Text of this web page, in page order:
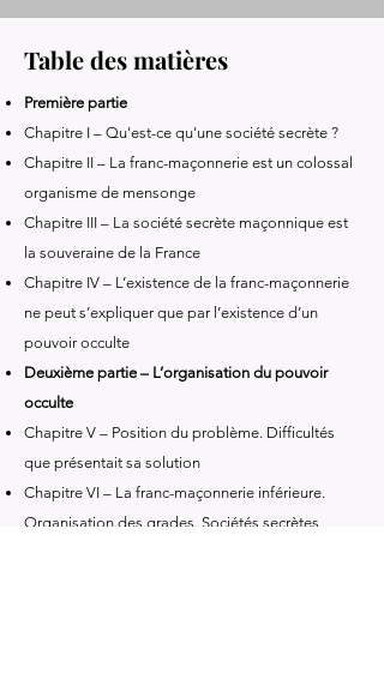
Table des matières
Première partie
Chapitre I – Qu'est-ce qu'une société secrète ?
Chapitre II – La franc-maçonnerie est un colossal
organisme de mensonge
Chapitre III – La société secrète maçonnique est
la souveraine de la France
Chapitre IV – L’existence de la franc-maçonnerie
ne peut s’expliquer que par l’existence d’un
pouvoir occulte
Deuxième partie – L’organisation du pouvoir
occulte
Chapitre V – Position du problème. Difficultés
que présentait sa solution
Chapitre VI – La franc-maçonnerie inférieure.
Organisation des grades. Sociétés secrètes